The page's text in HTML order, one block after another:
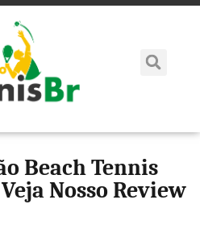
Beach Tennis
Nosso Review